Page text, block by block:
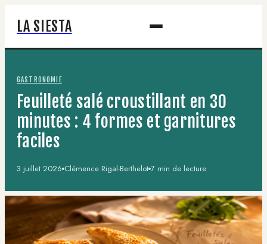
LA SIESTA
GASTRONOMIE
Feuilleté salé croustillant en 30
minutes : 4 formes et garnitures
faciles
3 juillet 2026·Clémence Rigal-Berthelot·7 min de lecture